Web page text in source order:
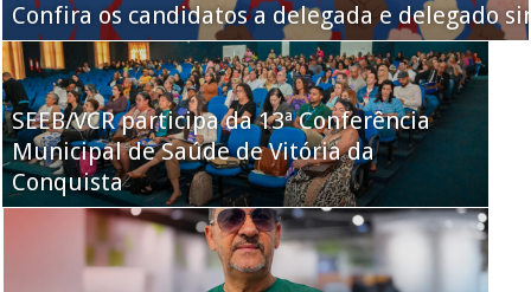
Confira os candidatos a delegada e delegado
SEEB/VCR participa da 13ª Conferência
Municipal de Saúde de Vitória da
Conquista